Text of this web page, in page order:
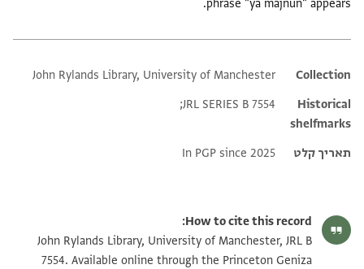
phrase "yā majnūn" appears.
Additional metadata
Collection
John Rylands Library, University of Manchester
Historical
shelfmarks
JRL SERIES B 7554;
תאריך קלט In PGP since 2025
How to cite this record:
John Rylands Library, University of Manchester, JRL B
7554. Available online through the Princeton Geniza